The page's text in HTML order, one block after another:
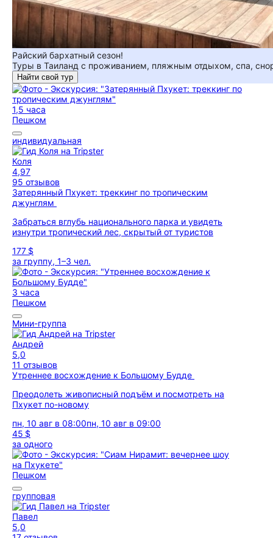
Райский бархатный сезон!
Туры в Таиланд с проживанием, пляжным отдыхом, спа,
Найти свой тур
1,5 часа
Пешком
индивидуальная
Коля
4,97
95 отзывов
Затерянный Пхукет: треккинг по тропическим
джунглям
Забраться вглубь национального парка и увидеть
изнутри тропический лес, скрытый от туристов
177 $
за группу, 1–3 чел.
3 часа
Пешком
Мини-группа
Андрей
5,0
11 отзывов
Утреннее восхождение к Большому Будде
Преодолеть живописный подъём и посмотреть на
Пхукет по-новому
пн, 10 авг в 08:00пн, 10 авг в 09:00
45 $
за одного
Пешком
групповая
Павел
5,0